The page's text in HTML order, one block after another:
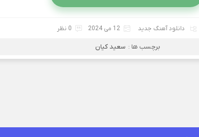
دانلود آهنگ جدید 12 می 2024 0 نظر
برچسب ها : سعید کیان